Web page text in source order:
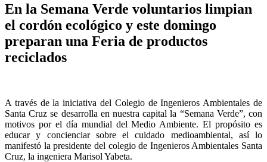
En la Semana Verde voluntarios limpian
el cordón ecológico y este domingo
preparan una Feria de productos
reciclados
A través de la iniciativa del Colegio de Ingenieros Ambientales de
Santa Cruz se desarrolla en nuestra capital la “Semana Verde”, con
motivos por el día mundial del Medio Ambiente. El propósito es
educar y concienciar sobre el cuidado medioambiental, así lo
manifestó la presidente del colegio de Ingenieros Ambientales Santa
Cruz, la ingeniera Marisol Yabeta.